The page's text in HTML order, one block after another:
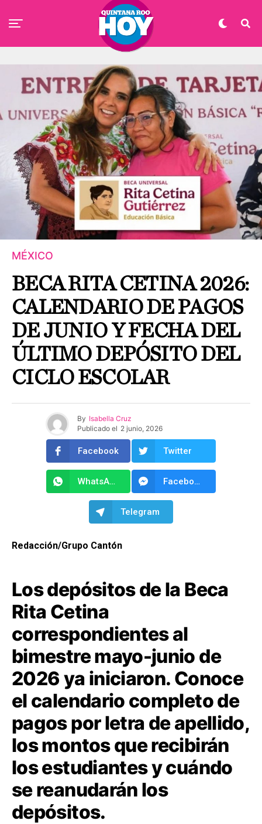
MÉXICO
BECA RITA CETINA 2026:
CALENDARIO DE PAGOS
DE JUNIO Y FECHA DEL
ÚLTIMO DEPÓSITO DEL
CICLO ESCOLAR
By Isabella Cruz
Publicado el 2 junio, 2026
Facebook Twitter
WhatsApp Facebook Messenger
Telegram
Redacción/Grupo Cantón
Los depósitos de la Beca
Rita Cetina
correspondientes al
bimestre mayo-junio de
2026 ya iniciaron. Conoce
el calendario completo de
pagos por letra de apellido,
los montos que recibirán
los estudiantes y cuándo
se reanudarán los
depósitos.